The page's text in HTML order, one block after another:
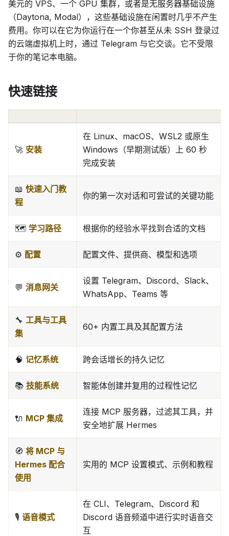
美元的 VPS、一个 GPU 集群，或者是无服务器基础设施
（Daytona, Modal），这些基础设施在闲置时几乎不产生
费用。你可以在它为你运行在一个你甚至从未 SSH 登录过
的云端虚拟机上时，通过 Telegram 与它交谈。它不受限
于你的笔记本电脑。
快速链接
🚀 安装
在 Linux、macOS、WSL2 或原生
Windows（早期测试版）上 60 秒
完成安装
📖 快速入门教
程
你的第一次对话和可尝试的关键功能
🗺️ 学习路径 根据你的经验水平找到合适的文档
⚙️ 配置 配置文件、提供商、模型和选项
💬 消息网关
设置 Telegram、Discord、Slack、
WhatsApp、Teams 等
🔧 工具与工具
集
60+ 内置工具及其配置方法
🧠 记忆系统 跨会话增长的持久记忆
📚 技能系统 智能体创建并复用的过程性记忆
🔌 MCP 集成
连接 MCP 服务器，过滤其工具，并
安全地扩展 Hermes
🧭 将 MCP 与
Hermes 配合
使用
实用的 MCP 设置模式、示例和教程
🎙️ 语音模式
在 CLI、Telegram、Discord 和
Discord 语音频道中进行实时语音交
互